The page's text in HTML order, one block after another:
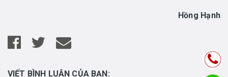
Hồng Hạnh
VIẾT BÌNH LUẬN CỦA BẠN: